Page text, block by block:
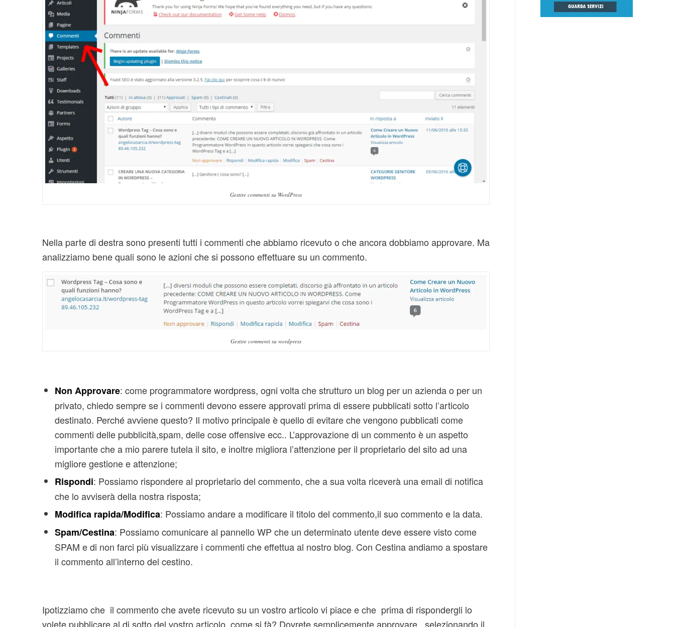
Gestire commenti su WordPress
Nella parte di destra sono presenti tutti i commenti che abbiamo ricevuto o che ancora dobbiamo approvare. Ma
analizziamo bene quali sono le azioni che si possono effettuare su un commento.
Gestire commenti su wordpress
Non Approvare: come programmatore wordpress, ogni volta che strutturo un blog per un azienda o per un
privato, chiedo sempre se i commenti devono essere approvati prima di essere pubblicati sotto l’articolo
destinato. Perché avviene questo? Il motivo principale è quello di evitare che vengono pubblicati come
commenti delle pubblicità,spam, delle cose offensive ecc.. L’approvazione di un commento è un aspetto
importante che a mio parere tutela il sito, e inoltre migliora l’attenzione per il proprietario del sito ad una
migliore gestione e attenzione;
Rispondi: Possiamo rispondere al proprietario del commento, che a sua volta riceverà una email di notifica
che lo avviserà della nostra risposta;
Modifica rapida/Modifica: Possiamo andare a modificare il titolo del commento,il suo commento e la data.
Spam/Cestina: Possiamo comunicare al pannello WP che un determinato utente deve essere visto come
SPAM e di non farci più visualizzare i commenti che effettua al nostro blog. Con Cestina andiamo a spostare
il commento all’interno del cestino.
Ipotizziamo che il commento che avete ricevuto su un vostro articolo vi piace e che prima di rispondergli lo
volete pubblicare al di sotto del vostro articolo, come si fà? Dovrete semplicemente approvare , selezionando il